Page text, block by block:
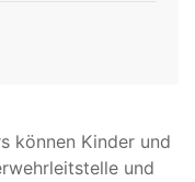
können Kinder und
und